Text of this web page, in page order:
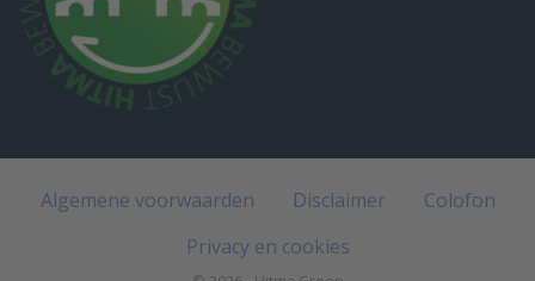
Algemene voorwaarden Disclaimer
Colofon
Privacy en cookies